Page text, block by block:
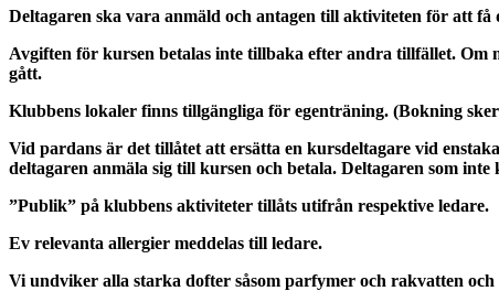
Deltagaren ska vara anmäld och antagen till aktiviteten för att
Avgiften för kursen betalas inte tillbaka efter andra tillfället. Om
gått.
Klubbens lokaler finns tillgängliga för egenträning. (Bokning
Vid pardans är det tillåtet att ersätta en kursdeltagare vid
deltagaren anmäla sig till kursen och betala. Deltagaren som
”Publik” på klubbens aktiviteter tillåts utifrån respektive ledare.
Ev relevanta allergier meddelas till ledare.
Vi undviker alla starka dofter såsom parfymer och rakvatten